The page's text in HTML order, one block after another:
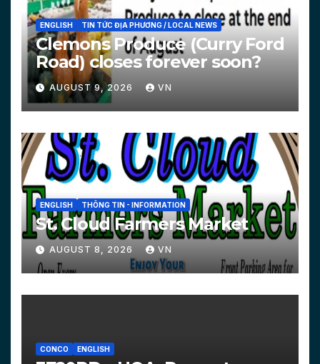
ENGLISH TIN TỨC ĐỊA PHƯƠNG / LOCAL NEWS
Clemons Produce (Curry Ford
Road) closes forever soon?
AUGUST 9, 2026 VN
ENGLISH THÔNG TIN - INFORMATION
St. Cloud Farmers Market
AUGUST 8, 2026 VN
CONCO ENGLISH